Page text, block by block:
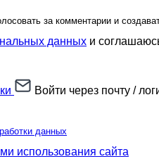
за комментарии и
данных и
Войти через почту /
данных
использования сайта